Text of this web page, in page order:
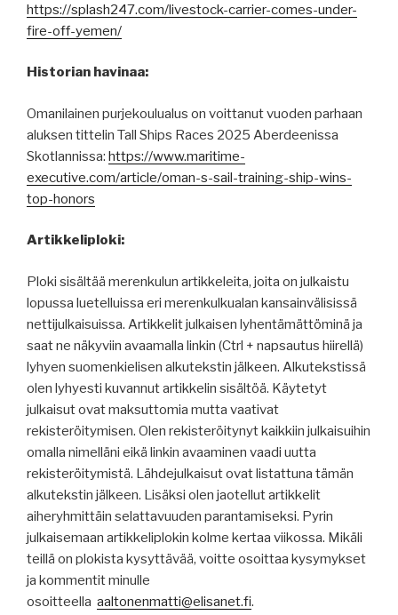
https://splash247.com/livestock-carrier-comes-under-
fire-off-yemen/
Historian havinaa:
Omanilainen purjekoulualus on voittanut vuoden parhaan
aluksen tittelin Tall Ships Races 2025 Aberdeenissa
Skotlannissa: https://www.maritime-
executive.com/article/oman-s-sail-training-ship-wins-
top-honors
Artikkeliploki:
Ploki sisältää merenkulun artikkeleita, joita on julkaistu
lopussa luetelluissa eri merenkulkualan kansainvälisissä
nettijulkaisuissa. Artikkelit julkaisen lyhentämättöminä ja
saat ne näkyviin avaamalla linkin (Ctrl + napsautus hiirellä)
lyhyen suomenkielisen alkutekstin jälkeen. Alkutekstissä
olen lyhyesti kuvannut artikkelin sisältöä. Käytetyt
julkaisut ovat maksuttomia mutta vaativat
rekisteröitymisen. Olen rekisteröitynyt kaikkiin julkaisuihin
omalla nimelläni eikä linkin avaaminen vaadi uutta
rekisteröitymistä. Lähdejulkaisut ovat listattuna tämän
alkutekstin jälkeen. Lisäksi olen jaotellut artikkelit
aiheryhmittäin selattavuuden parantamiseksi. Pyrin
julkaisemaan artikkeliplokin kolme kertaa viikossa. Mikäli
teillä on plokista kysyttävää, voitte osoittaa kysymykset
ja kommentit minulle
osoitteella aaltonenmatti@elisanet.fi.